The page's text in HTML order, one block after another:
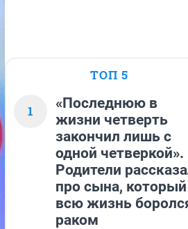
ТОП 5
1
«Последнюю в
жизни четверть
закончил лишь с
одной четверкой».
Родители
про сына, который
всю жизнь
раком